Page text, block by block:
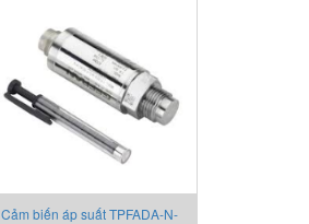
Cảm biến áp suất TPFADA-N-